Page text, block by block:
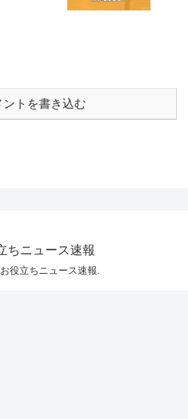
ントを書き込む
ちニュース速報
役立ちニュース速報.